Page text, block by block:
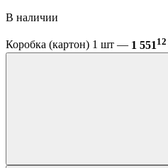
В наличии
Коробка (картон) 1 шт — 1 551 12